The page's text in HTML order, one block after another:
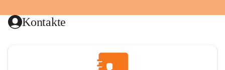
Kontakte